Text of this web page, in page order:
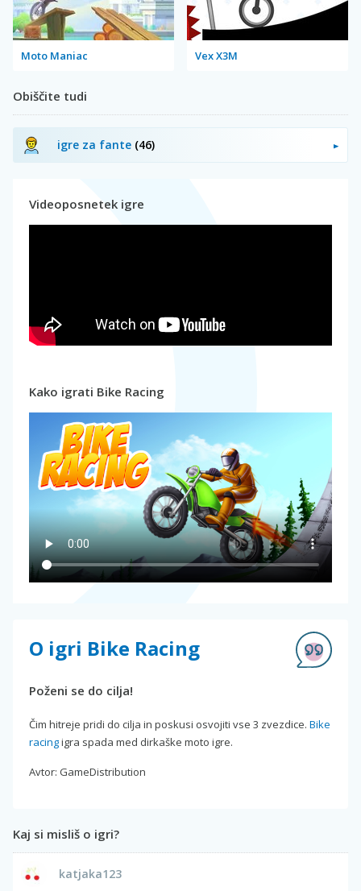
Moto Maniac Vex X3M
Obiščite tudi
igre za fante (46)
Videoposnetek igre
Kako igrati Bike Racing
O igri Bike Racing
Poženi se do cilja!
Čim hitreje pridi do cilja in poskusi osvojiti vse 3 zvezdice. Bike
racingigra spada med dirkaške moto igre.
Avtor: GameDistribution
Kaj si misliš o igri?
katjaka123